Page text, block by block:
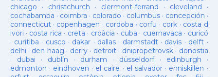
chicago · christchurch · clermont-ferrand · cleveland ·
cochabamba · coimbra · colorado · columbus· concepción ·
connecticut· copenhagen · cordoba · corfu · cork · costa d
ivori · costa rica · creta · croàcia · cuba · cuernavaca · curicó
· curitiba · cusco · dakar · dallas · darmstadt· davis · delft ·
delhi · den haag · derry· detroit· dnipropetrovsk· donostia
· dubai · dublín · durham · düsseldorf· edinburgh ·
edmonton · eindhoven · el caire · el salvador · enniskillen ·